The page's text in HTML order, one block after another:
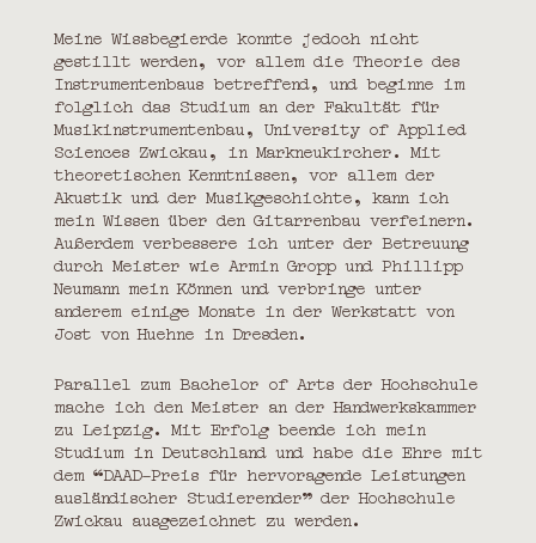
Meine Wissbegierde konnte jedoch nicht
gestillt werden, vor allem die Theorie des
Instrumentenbaus betreffend, und beginne im
folglich das Studium an der Fakultät für
Musikinstrumentenbau, University of Applied
Sciences Zwickau, in Markneukircher. Mit
theoretischen Kenntnissen, vor allem der
Akustik und der Musikgeschichte, kann ich
mein Wissen über den Gitarrenbau verfeinern.
Außerdem verbessere ich unter der Betreuung
durch Meister wie Armin Gropp und Phillipp
Neumann mein Können und verbringe unter
anderem einige Monate in der Werkstatt von
Jost von Huehne in Dresden.
Parallel zum Bachelor of Arts der Hochschule
mache ich den Meister an der Handwerkskammer
zu Leipzig. Mit Erfolg beende ich mein
Studium in Deutschland und habe die Ehre mit
dem “DAAD-Preis für hervoragende Leistungen
ausländischer Studierender” der Hochschule
Zwickau ausgezeichnet zu werden.